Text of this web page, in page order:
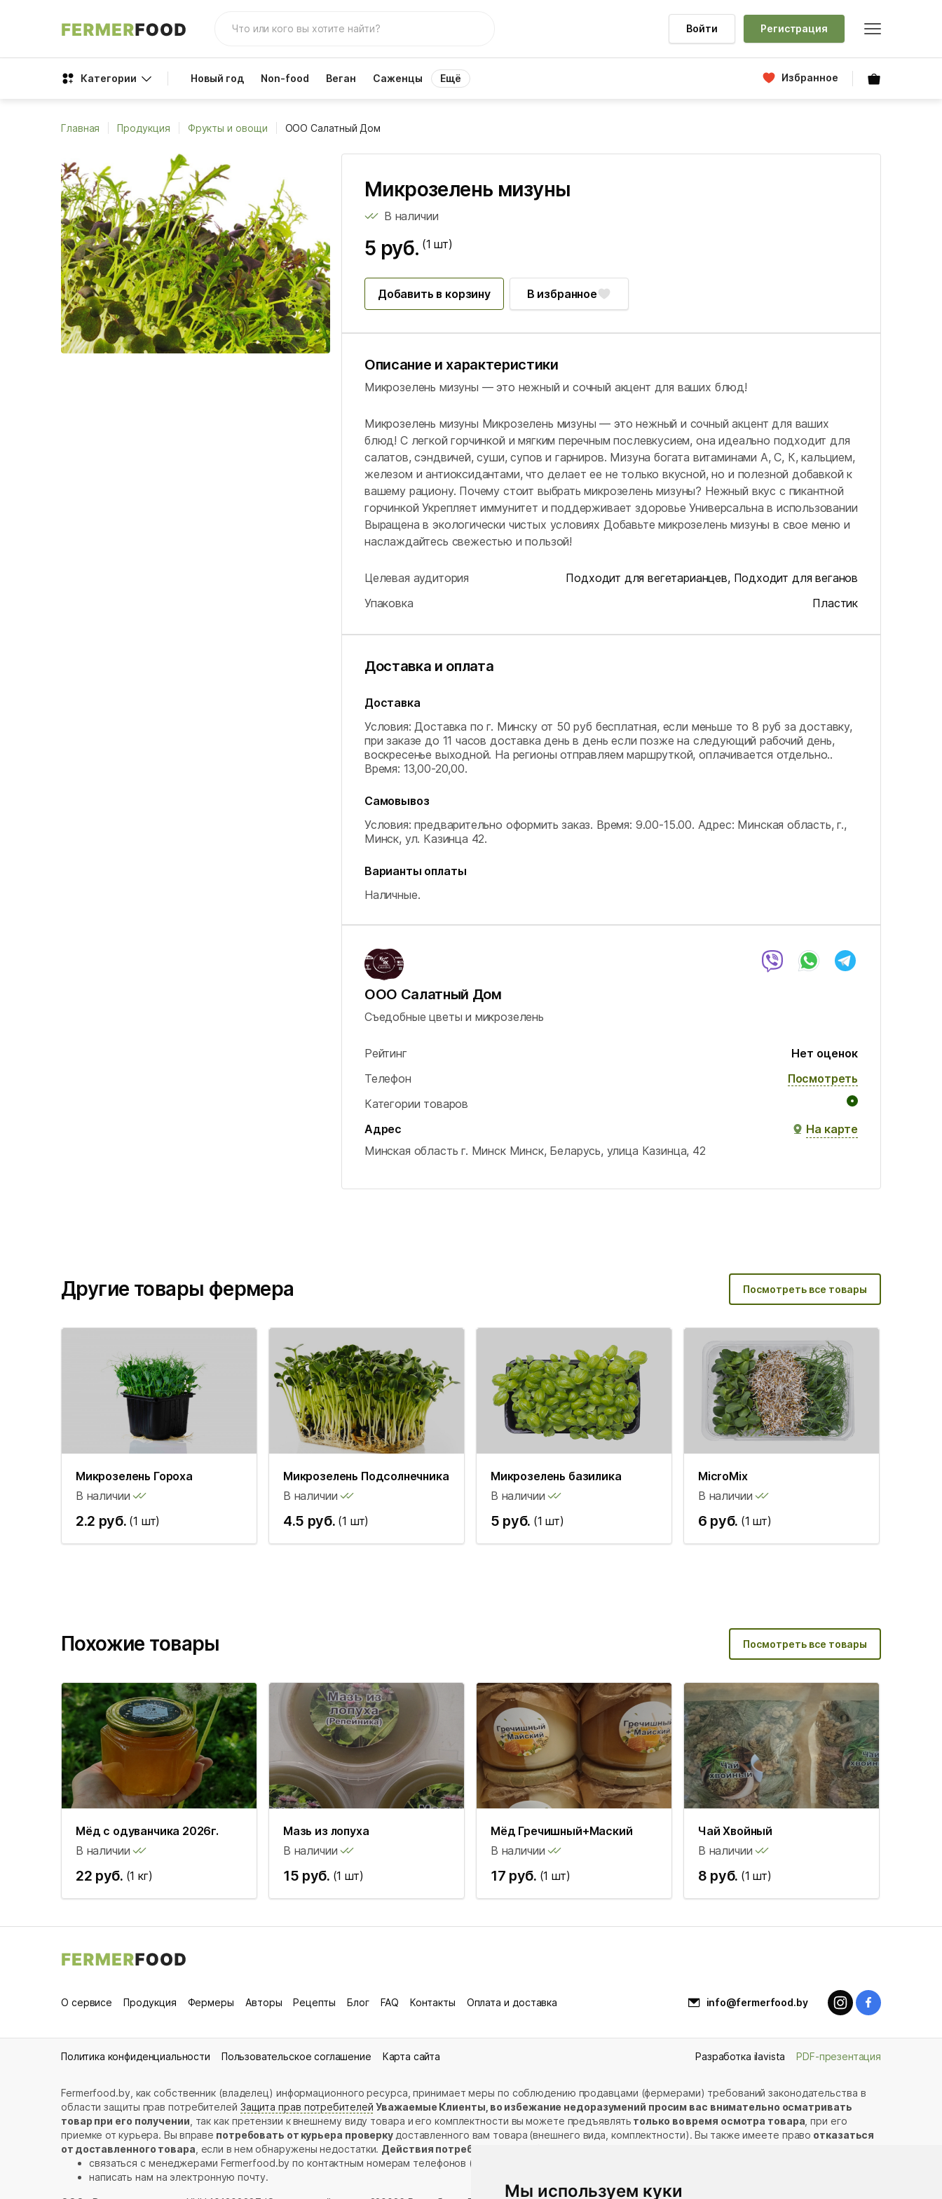
Мы используем куки
Войти Регистрация
Категории Новый год Non-food Веган Саженцы Ещё Избранное
Главная Продукция Фрукты и овощи ООО Салатный Дом
Микрозелень мизуны
В наличии
5 руб. (1 шт)
Добавить в корзину В избранное
Описание и характеристики
Микрозелень мизуны — это нежный и сочный акцент для ваших блюд!
Микрозелень мизуны Микрозелень мизуны — это нежный и сочный акцент для ваших
блюд! С легкой горчинкой и мягким перечным послевкусием, она идеально подходит для
салатов, сэндвичей, суши, супов и гарниров. Мизуна богата витаминами А, С, К, кальцием,
железом и антиоксидантами, что делает ее не только вкусной, но и полезной добавкой к
вашему рациону. Почему стоит выбрать микрозелень мизуны? Нежный вкус с пикантной
горчинкой Укрепляет иммунитет и поддерживает здоровье Универсальна в использовании
Выращена в экологически чистых условиях Добавьте микрозелень мизуны в свое меню и
наслаждайтесь свежестью и пользой!
Целевая аудитория Подходит для вегетарианцев, Подходит для веганов
Упаковка
Пластик
Доставка и оплата
Доставка
Условия: Доставка по г. Минску от 50 руб бесплатная, если меньше то 8 руб за доставку,
при заказе до 11 часов доставка день в день если позже на следующий рабочий день,
воскресенье выходной. На регионы отправляем маршруткой, оплачивается отдельно..
Время: 13,00-20,00.
Самовывоз
Условия: предварительно оформить заказ. Время: 9.00-15.00. Адрес: Минская область, г.,
Минск, ул. Казинца 42.
Варианты оплаты
Наличные.
ООО Салатный Дом
Съедобные цветы и микрозелень
Рейтинг
Нет оценок
Телефон
Посмотреть
Категории товаров
Адрес
На карте
Минская область г. Минск Минск, Беларусь, улица Казинца, 42
Другие товары фермера Посмотреть все товары
Микрозелень Гороха
В наличии
2.2 руб. (1 шт)
Микрозелень Подсолнечника
В наличии
4.5 руб. (1 шт)
Микрозелень базилика
В наличии
5 руб. (1 шт)
MicroMix
В наличии
6 руб. (1 шт)
Похожие товары Посмотреть все товары
Мёд с одуванчика 2026г.
В наличии
22 руб. (1 кг)
Мазь из лопуха
В наличии
15 руб. (1 шт)
Мёд Гречишный+Маский
В наличии
17 руб. (1 шт)
Чай Хвойный
В наличии
8 руб. (1 шт)
О сервисе Продукция Фермеры Авторы Рецепты Блог FAQ Контакты Оплата и доставка info@fermerfood.by
Политика конфиденциальности Пользовательское соглашение Карта сайта Разработка ilavista PDF-презентация
Fermerfood.by, как собственник (владелец) информационного ресурса, принимает меры по соблюдению продавцами (фермерами) требований законодательства в
области защиты прав потребителей Защита прав потребителей Уважаемые Клиенты, во избежание недоразумений просим вас внимательно осматривать
товар при его получении , так как претензии к внешнему виду товара и его комплектности вы можете предъявлять только во время осмотра товара , при его
приемке от курьера. Вы вправе потребовать от курьера проверку доставленного вам товара (внешнего вида, комплектности). Вы также имеете право отказаться
от доставленного товара , если в нем обнаружены недостатки. Действия потребителя при обнаружении недостатка в товаре:
связаться с менеджерами Fermerfood.by по контактным номерам телефонов (в разделе «
написать нам на электронную почту.